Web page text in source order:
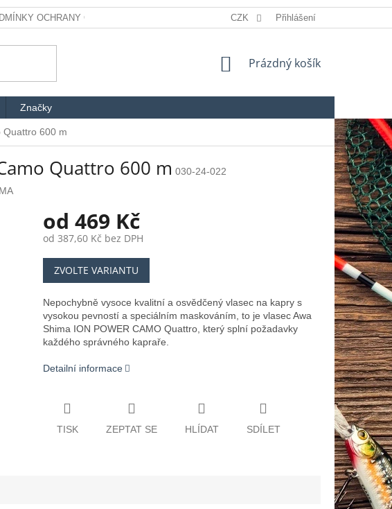
OCHRANY OSOBNÍCH ÚDAJŮ REKLAMACE SLOVNÍK POJMŮ
CZK Přihlášení
NÁKUPNÍ
Prázdný košík
Značky
Quattro 600 m
Quattro 600 m 030-24-022
od 469 Kč
od 387,60 Kč bez DPH
Měrná
cena:
ZVOLTE VARIANTU
Nepochybně vysoce kvalitní a osvědčený vlasec na kapry s
vysokou pevností a speciálním maskováním, to je vlasec Awa
Shima ION POWER CAMO Quattro, který splní požadavky
každého správného kapraře.
Detailní informace
TISK ZEPTAT SE HLÍDAT SDÍLET